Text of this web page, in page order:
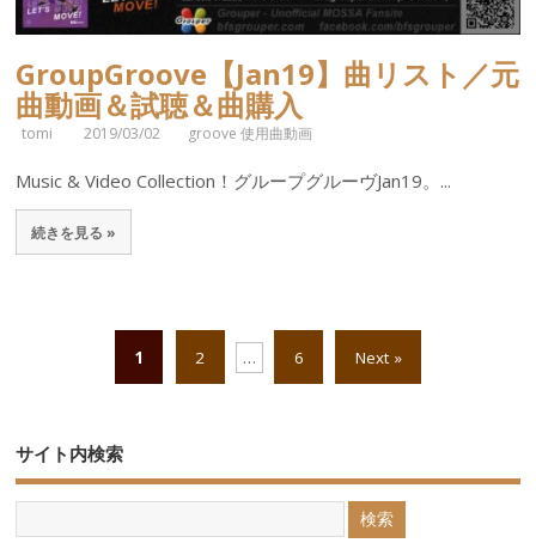
GroupGroove【Jan19】曲リスト／元
曲動画＆試聴＆曲購入
tomi 2019/03/02 groove 使用曲動画
Music & Video Collection！グループグルーヴJan19。...
続きを見る »
1 2 … 6 Next »
サイト内検索